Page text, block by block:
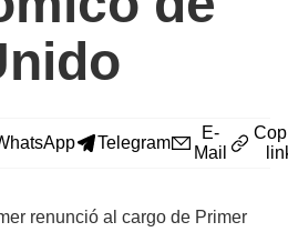
Telegram
E-
Mail
renunció al cargo de Primer